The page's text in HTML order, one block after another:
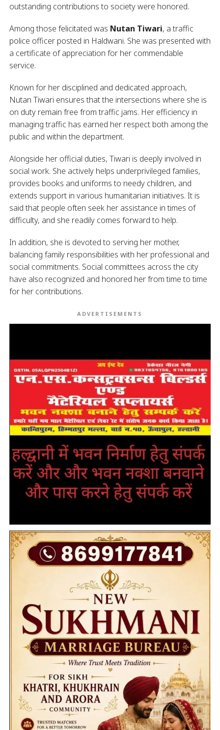
outstanding contributions to society were honored.
Among those felicitated was Nutan Tiwari, a traffic
police officer posted in Haldwani. She was presented with
a certificate of appreciation for her commendable
service.
Known for her disciplined and dedicated approach,
Nutan Tiwari ensures that the intersections where she is
on duty remain free from traffic jams. Her efficiency in
managing traffic has earned her respect both among the
public and within the department.
Alongside her official duties, Tiwari is deeply involved in
social work. She actively helps underprivileged families,
provides books and uniforms to needy children, and
extends support in various humanitarian initiatives. It is
said that people often seek her assistance in times of
difficulty, and she readily comes forward to help.
In addition, she is devoted to serving her mother,
balancing family responsibilities with her professional and
social commitments. Social committees across the city
have also recognized and honored her from time to time
for her contributions.
ADVERTISEMENTS